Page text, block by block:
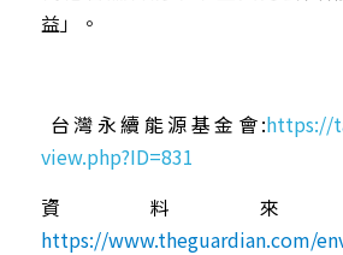
益」。
台灣永續能源基金會:https://
view.php?ID=831
資料來
https://www.theguardian.com/